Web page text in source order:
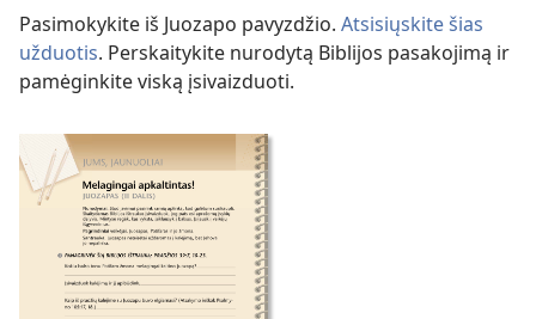
Pasimokykite iš Juozapo pavyzdžio. Atsisiųskite šias
užduotis. Perskaitykite nurodytą Biblijos pasakojimą ir
pamėginkite viską įsivaizduoti.